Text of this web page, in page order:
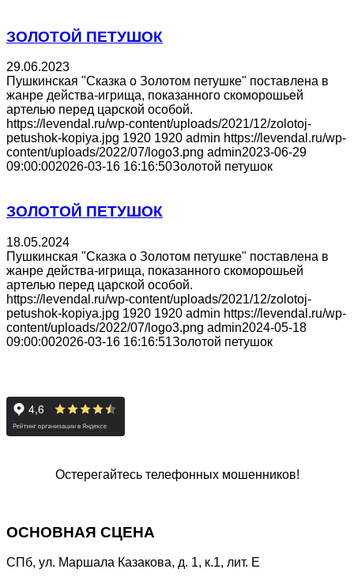
ЗОЛОТОЙ ПЕТУШОК
29.06.2023
Пушкинская "Сказка о Золотом петушке" поставлена в
жанре действа-игрища, показанного скоморошьей
артелью перед царской особой.
https://levendal.ru/wp-content/uploads/2021/12/zolotoj-
petushok-kopiya.jpg 1920 1920 admin https://levendal.ru/wp-
content/uploads/2022/07/logo3.png admin2023-06-29
09:00:002026-03-16 16:16:50Золотой петушок
ЗОЛОТОЙ ПЕТУШОК
18.05.2024
Пушкинская "Сказка о Золотом петушке" поставлена в
жанре действа-игрища, показанного скоморошьей
артелью перед царской особой.
https://levendal.ru/wp-content/uploads/2021/12/zolotoj-
petushok-kopiya.jpg 1920 1920 admin https://levendal.ru/wp-
content/uploads/2022/07/logo3.png admin2024-05-18
09:00:002026-03-16 16:16:51Золотой петушок
Остерегайтесь телефонных мошенников!
ОСНОВНАЯ СЦЕНА
СПб, ул. Маршала Казакова, д. 1, к.1, лит. Е